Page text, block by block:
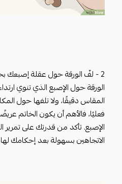
2 - لفّ الورقة حول عقلة إصبعك
الورقة حول الإصبع الذي تنوي
المقاس دقيقًا، ولا تلفها حول
فعليًا، فالأهم أن يكون الخاتم
الإصبع. تأكد من قدرتك على تمرير
الاتجاهين بسهولة بعد إحكامك